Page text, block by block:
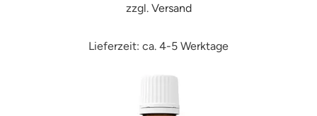
zzgl. Versand
Lieferzeit: ca. 4-5 Werktage